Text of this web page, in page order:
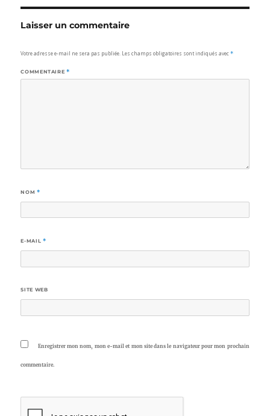
Laisser un commentaire
Votre adresse e-mail ne sera pas publiée. Les champs obligatoires sont indiqués avec*
COMMENTAIRE *
NOM *
E-MAIL *
SITE WEB
Enregistrer mon nom, mon e-mail et mon site dans le navigateur pour mon prochain
commentaire.